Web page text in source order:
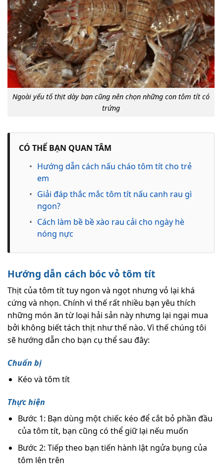
Ngoài yếu tố thịt dày bạn cũng nên chọn những con tôm tít có
trứng
CÓ THỂ BẠN QUAN TÂM
• Hướng dẫn cách nấu cháo tôm tít cho trẻ
em
• Giải đáp thắc mắc tôm tít nấu canh rau gì
ngon?
• Cách làm bề bề xào rau cải cho ngày hè
nóng nực
Hướng dẫn cách bóc vỏ tôm tít
Thịt của tôm tít tuy ngon và ngọt nhưng vỏ lại khá
cứng và nhọn. Chính vì thế rất nhiều bạn yêu thích
những món ăn từ loại hải sản này nhưng lại ngại mua
bởi không biết tách thịt như thế nào. Vì thế chúng tôi
sẽ hướng dẫn cho bạn cụ thể sau đây:
Chuẩn bị
Kéo và tôm tít
Thực hiện
Bước 1: Bạn dùng một chiếc kéo để cắt bỏ phần đầu
của tôm tít, bạn cũng có thể giữ lại nếu muốn
Bước 2: Tiếp theo bạn tiến hành lật ngửa bụng của
tôm lên trên